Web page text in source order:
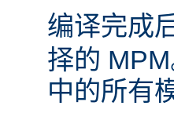
编译完成
择的
中的所有